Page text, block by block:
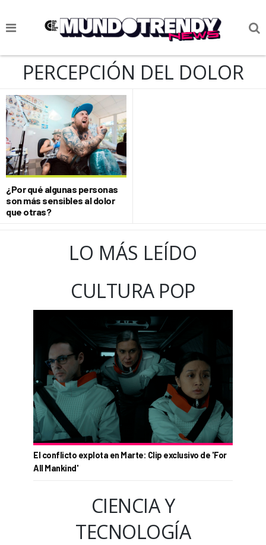
NOTICIAS
CIENCIA Y TECNOLOGÍA
VIDA
SOCIEDAD
CULTURIZANDO.COM
PERCEPCIÓN DEL DOLOR
¿Por qué algunas personas
son más sensibles al dolor
que otras?
LO MÁS LEÍDO
CULTURA POP
El conflicto explota en Marte: Clip exclusivo de 'For
All Mankind'
CIENCIA Y
TECNOLOGÍA